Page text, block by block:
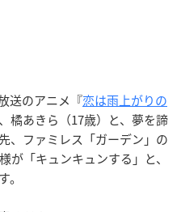
送のアニメ『恋は雨上がりの
橘あきら（17歳）と、夢を諦
、ファミレス「ガーデン」の
が「キュンキュンする」と、